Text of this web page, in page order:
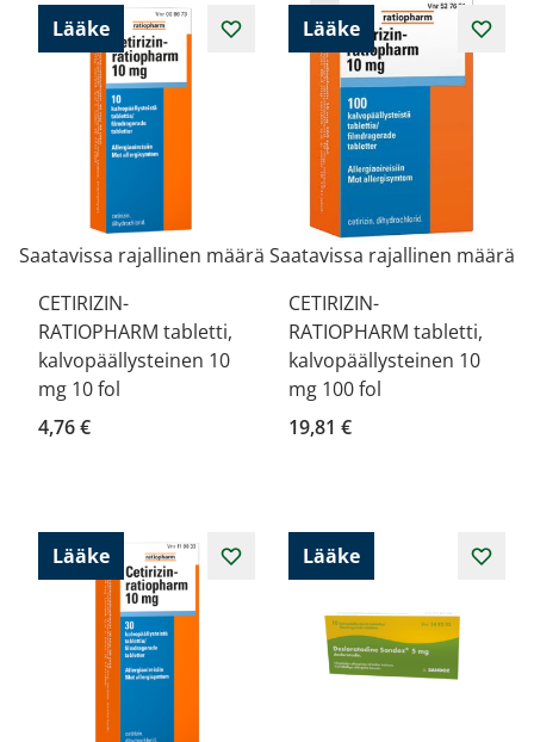
Lääke
Saatavissa rajallinen määrä
CETIRIZIN-
RATIOPHARM tabletti,
kalvopäällysteinen 10
mg 10 fol
4,76 €
Lääke
Saatavissa rajallinen määrä
CETIRIZIN-
RATIOPHARM tabletti,
kalvopäällysteinen 10
mg 100 fol
19,81 €
Lääke Lääke